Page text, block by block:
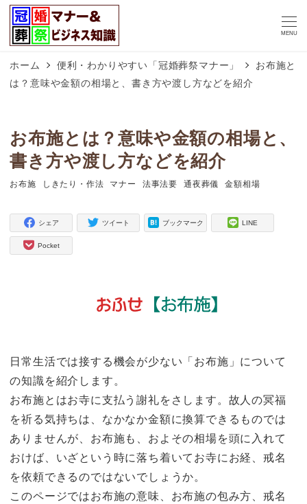
MENU
ホーム 便利・わかりやすい「冠婚葬祭マナー」
お布施と
は？意味や金額の相場と、書き方や渡し方などを紹介
お布施とは？意味や金額の相場と、
書き方や渡し方などを紹介
タグ
お布施
タグ
しきたり・作法
タグ
マナー
タグ
法事法要
タグ
通夜葬儀
タグ
金額相場
シェア ツイート ブックマーク LINE
Pocket
日常生活では接する機会が少ない「お布施」について
の知識を紹介します。
お布施とはお寺に支払う謝礼をさします。故人の冥福
を祈る気持ちは、なかなか金額に換算できるものでは
ありませんが、お布施も、およその相場を頭に入れて
おけば、いざという時に落ち着いてお寺にお経、戒名
を依頼できるのではないでしょうか。
このページではお布施の意味、お布施の包み方、戒名